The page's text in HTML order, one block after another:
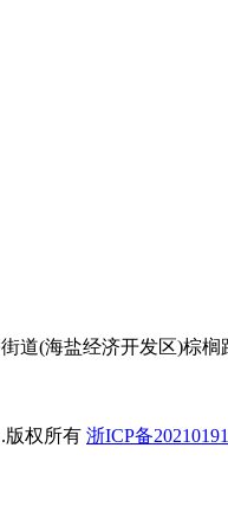
道(海盐经济开发区)棕榈
版权所有 浙ICP备